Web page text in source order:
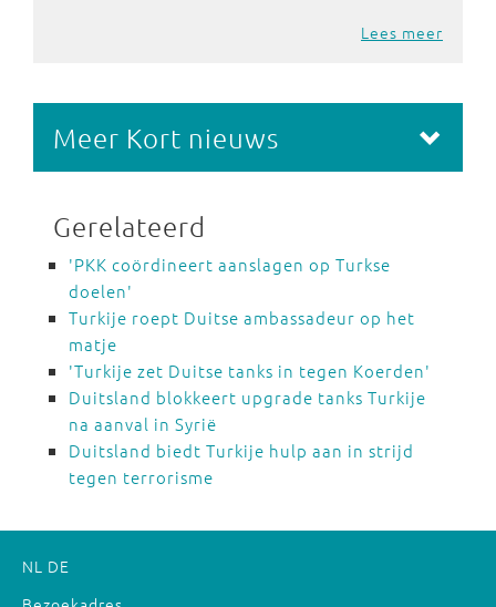
Lees meer
Meer Kort nieuws
Gerelateerd
'PKK coördineert aanslagen op Turkse
doelen'
Turkije roept Duitse ambassadeur op het
matje
'Turkije zet Duitse tanks in tegen Koerden'
Duitsland blokkeert upgrade tanks Turkije
na aanval in Syrië
Duitsland biedt Turkije hulp aan in strijd
tegen terrorisme
NL DE